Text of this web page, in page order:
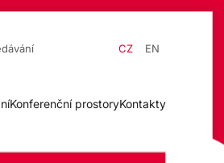
CZ EN
Konferenční prostoryKontakty